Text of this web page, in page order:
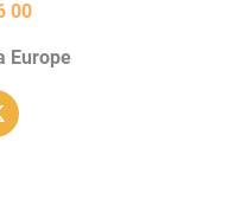
00
Europe